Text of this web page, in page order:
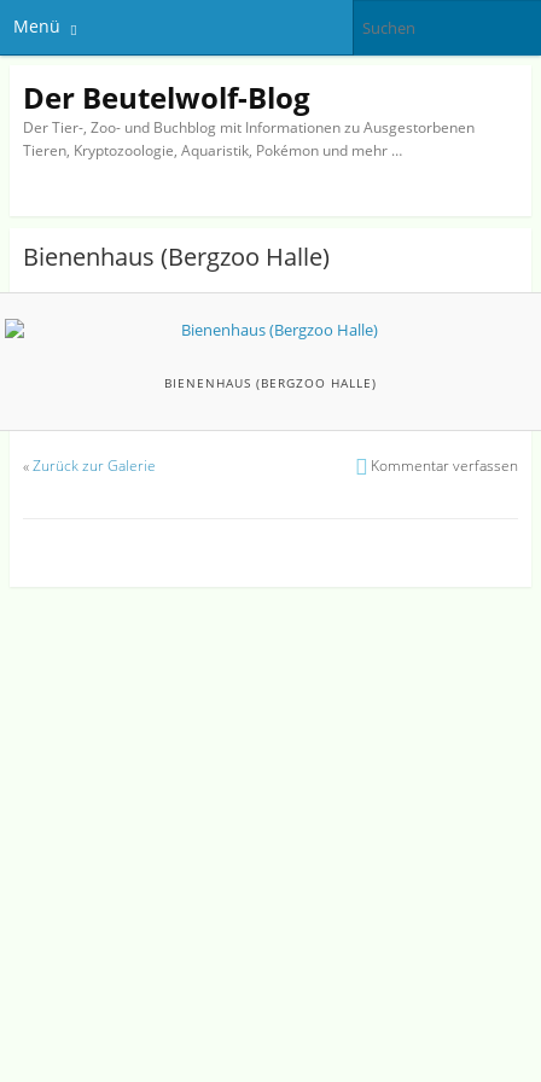
Menü
Der Beutelwolf-Blog
Der Tier-, Zoo- und Buchblog mit Informationen zu Ausgestorbenen
Tieren, Kryptozoologie, Aquaristik, Pokémon und mehr …
Bienenhaus (Bergzoo Halle)
BIENENHAUS (BERGZOO HALLE)
«Zurück zur Galerie Kommentar verfassen